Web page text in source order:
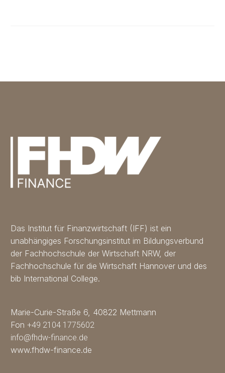
Das Institut für Finanzwirtschaft (IFF) ist ein
unabhängiges Forschungsinstitut im Bildungsverbund
der Fachhochschule der Wirtschaft NRW, der
Fachhochschule für die Wirtschaft Hannover und des
bib International College.
Marie-Curie-Straße 6, 40822 Mettmann
Fon +49 2104 1775602
info@fhdw-finance.de
www.fhdw-finance.de